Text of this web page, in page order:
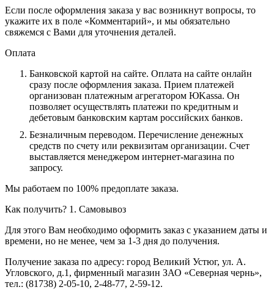
Если после оформления заказа у вас возникнут вопросы, то
укажите их в поле «Комментарий», и мы обязательно
свяжемся с Вами для уточнения деталей.
Оплата
Банковской картой на сайте. Оплата на сайте онлайн
сразу после оформления заказа. Прием платежей
организован платежным агрегатором ЮKassa. Он
позволяет осуществлять платежи по кредитным и
дебетовым банковским картам российских банков.
Безналичным переводом. Перечисление денежных
средств по счету или реквизитам организации. Счет
выставляется менеджером интернет-магазина по
запросу.
Мы работаем по 100% предоплате заказа.
Как получить? 1. Самовывоз
Для этого Вам необходимо оформить заказ с указанием даты и
времени, но не менее, чем за 1-3 дня до получения.
Получение заказа по адресу: город Великий Устюг, ул. А.
Угловского, д.1, фирменный магазин ЗАО «Северная чернь»,
тел.: (81738) 2-05-10, 2-48-77, 2-59-12.